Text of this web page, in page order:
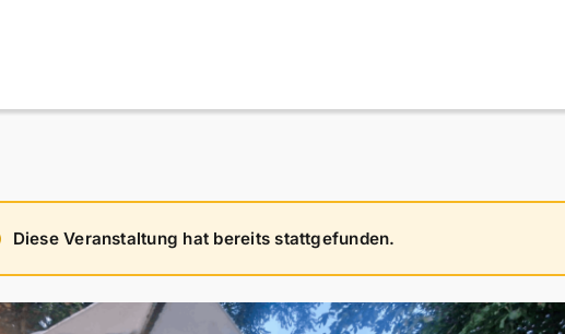
Diese Veranstaltung hat bereits stattgefunden.